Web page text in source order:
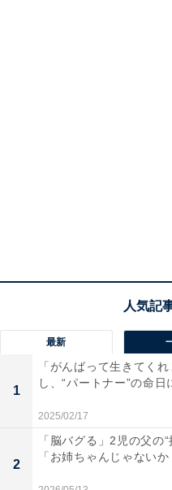
最新
1
「がんばって生きてく
し、“パートナー”の命
2025/02/17
2
「脳バグる」2児の父の
「お姉ちゃんじゃない